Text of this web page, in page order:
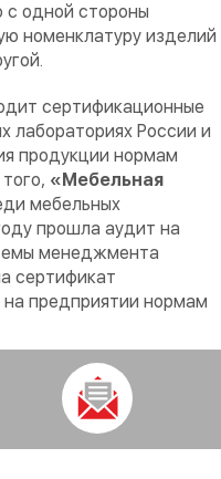
с одной стороны
номенклатуру изделий
сертификационные
лабораториях России и
продукции нормам
«Мебельная
мебельных
прошла аудит на
менеджмента
сертификат
на предприятии нормам